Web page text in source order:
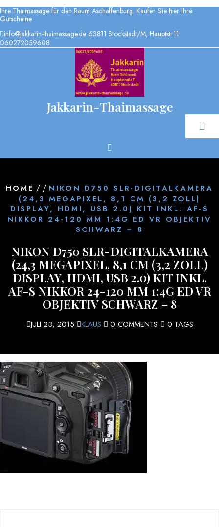
Ihre Thaimassage für den Raum Aschaffenburg. Kaufen Sie hier Ihre
Gutscheine
info@jakkarin-thaimassage.de 63811 Stockstadt/M, Hauptstr.11
060272059608
Jakkarin-Thaimassage
HOME / / NIKON D750 SLR-DIGITALKAMERA
(24,3 MEGAPIXEL, 8,1 CM (3,2 ZOLL)
DISPLAY, HDMI, USB 2.0) KIT INKL. AF-S
NIKKOR 24-120 MM 1:4G ED VR OBJEKTIV
SCHWARZ – 8
NIKON D750 SLR-DIGITALKAMERA
(24,3 MEGAPIXEL, 8,1 CM (3,2 ZOLL)
DISPLAY, HDMI, USB 2.0) KIT INKL.
AF-S NIKKOR 24-120 MM 1:4G ED VR
OBJEKTIV SCHWARZ – 8
JULI 23, 2015 KLAUS 0 COMMENTS 0 TAGS